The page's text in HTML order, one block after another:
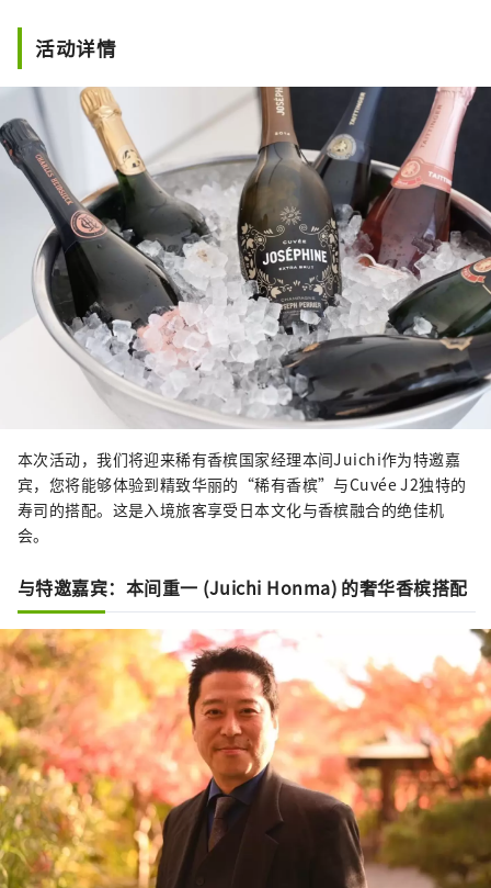
活动详情
本次活动，我们将迎来稀有香槟国家经理本间Juichi作为特邀嘉
宾，您将能够体验到精致华丽的“稀有香槟”与Cuvée J2独特的
寿司的搭配。这是入境旅客享受日本文化与香槟融合的绝佳机
会。
与特邀嘉宾：本间重一 (Juichi Honma) 的奢华香槟搭配